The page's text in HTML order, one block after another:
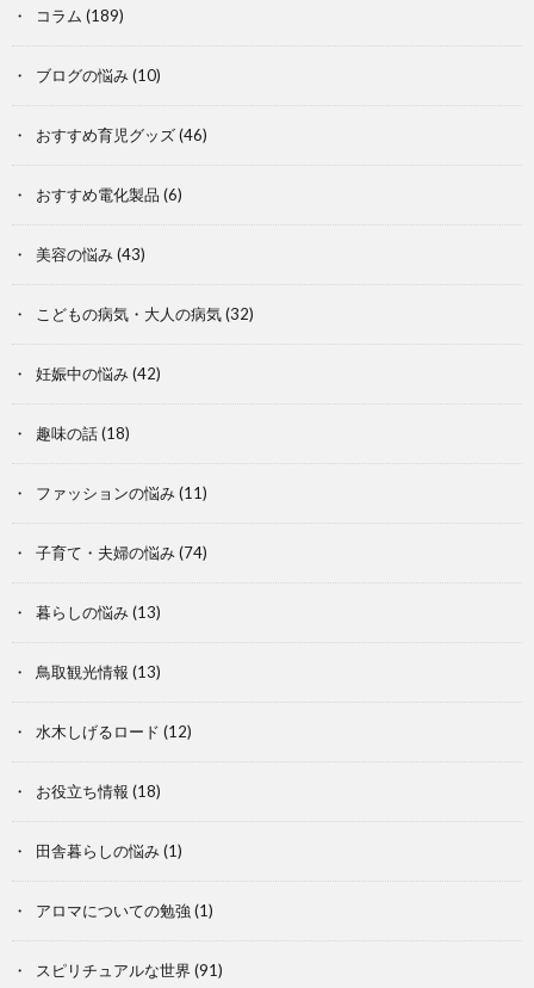
コラム (189)
ブログの悩み(10)
おすすめ育児グッズ(46)
おすすめ電化製品 (6)
美容の悩み(43)
こどもの病気・大人の病気(32)
妊娠中の悩み(42)
趣味の話(18)
ファッションの悩み(11)
子育て・夫婦の悩み(74)
暮らしの悩み(13)
鳥取観光情報 (13)
水木しげるロード (12)
お役立ち情報 (18)
田舎暮らしの悩み(1)
アロマについての勉強 (1)
スピリチュアルな世界 (91)